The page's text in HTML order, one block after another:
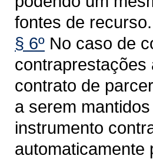
fontes de recurso.
§ 6º No caso de
contraprestações
contrato de
a serem
instrumento
automaticamente